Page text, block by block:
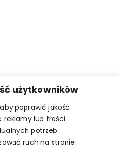
użytkowników
poprawić jakość
reklamy lub treści
potrzeb
ruch na stronie.